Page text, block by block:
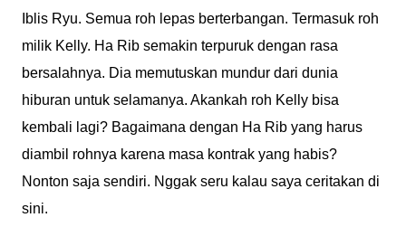
Iblis Ryu. Semua roh lepas berterbangan. Termasuk roh
milik Kelly. Ha Rib semakin terpuruk dengan rasa
bersalahnya. Dia memutuskan mundur dari dunia
hiburan untuk selamanya. Akankah roh Kelly bisa
kembali lagi? Bagaimana dengan Ha Rib yang harus
diambil rohnya karena masa kontrak yang habis?
Nonton saja sendiri. Nggak seru kalau saya ceritakan di
sini.